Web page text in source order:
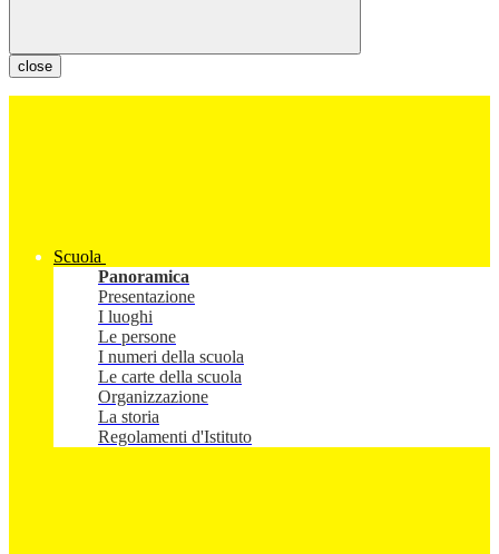
close
Scuola
Panoramica
Presentazione
I luoghi
Le persone
I numeri della scuola
Le carte della scuola
Organizzazione
La storia
Regolamenti d'Istituto